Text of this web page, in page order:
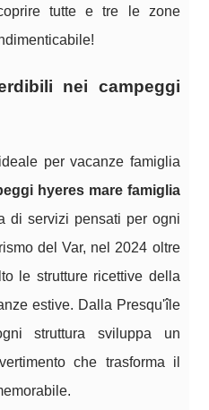
tutte e tre le zone
nei campeggi
per vacanze famiglia
hyeres mare famiglia
di servizi pensati per ogni
del Var, nel 2024 oltre
le strutture ricettive della
estive. Dalla Presqu'île
struttura sviluppa un
che trasforma il